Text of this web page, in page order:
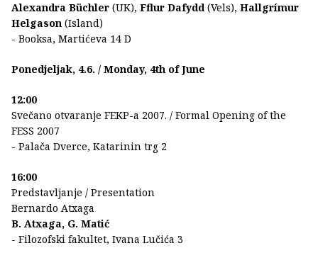
Alexandra Büchler (UK), Fflur Dafydd(Vels), Hallgrímur
Helgason (Island)
- Booksa, Martićeva 14 D
Ponedjeljak, 4.6. / Monday, 4th of June
12:00
Svečano otvaranje FEKP-a 2007. / Formal Opening of the
FESS 2007
- Palača Dverce, Katarinin trg 2
16:00
Predstavljanje / Presentation
Bernardo Atxaga
B. Atxaga, G. Matić
- Filozofski fakultet, Ivana Lučića 3